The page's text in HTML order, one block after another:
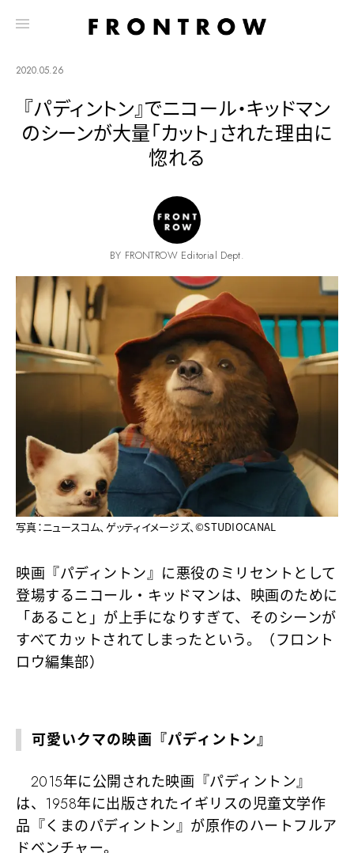
2020.05.26
『パディントン』でニコール・キッドマン
のシーンが大量「カット」された理由に
惚れる
BY FRONTROW Editorial Dept.
写真：ニュースコム、ゲッティイメージズ、©︎STUDIOCANAL
映画『パディントン』に悪役のミリセントとして
登場するニコール・キッドマンは、映画のために
「あること」が上手になりすぎて、そのシーンが
すべてカットされてしまったという。（フロント
ロウ編集部）
可愛いクマの映画『パディントン』
2015年に公開された映画『パディントン』
は、1958年に出版されたイギリスの児童文学作
品『くまのパディントン』が原作のハートフルア
ドベンチャー。